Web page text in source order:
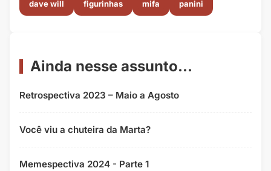
dave will figurinhas mifa panini
Ainda nesse assunto...
Retrospectiva 2023 – Maio a Agosto
Você viu a chuteira da Marta?
Memespectiva 2024 - Parte 1